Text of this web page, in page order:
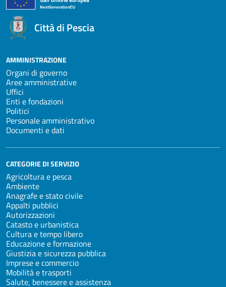
Città di Pescia
AMMINISTRAZIONE
Organi di governo
Aree amministrative
Uffici
Enti e fondazioni
Politici
Personale amministrativo
Documenti e dati
CATEGORIE DI SERVIZIO
Agricoltura e pesca
Ambiente
Anagrafe e stato civile
Appalti pubblici
Autorizzazioni
Catasto e urbanistica
Cultura e tempo libero
Educazione e formazione
Giustizia e sicurezza pubblica
Imprese e commercio
Mobilità e trasporti
Salute, benessere e assistenza